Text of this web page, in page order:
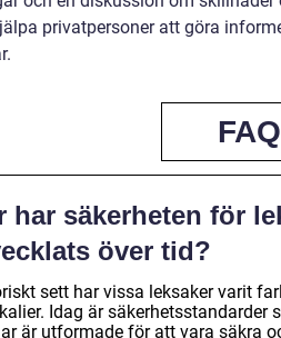
privatpersoner att göra
FAQ
har säkerheten för
över tid?
sett har vissa leksaker varit
Idag är säkerhetsstandarder
är utformade för att vara säkra